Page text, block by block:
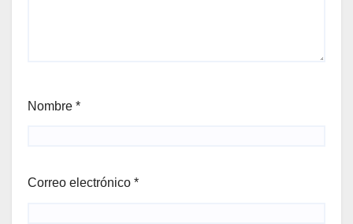
Nombre *
Correo electrónico *